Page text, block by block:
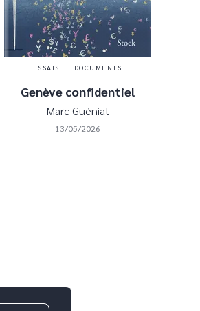
ESSAIS ET DOCUMENTS
Genève confidentiel
Marc Guéniat
13/05/2026